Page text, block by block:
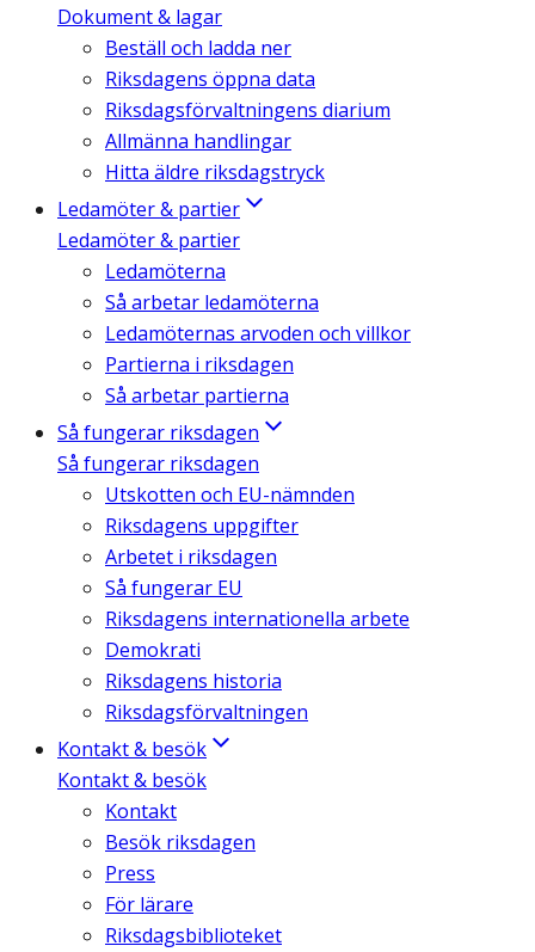
Dokument & lagar
Beställ och ladda ner
Riksdagens öppna data
Riksdagsförvaltningens diarium
Allmänna handlingar
Hitta äldre riksdagstryck
Ledamöter & partier
Ledamöter & partier
Ledamöterna
Så arbetar ledamöterna
Ledamöternas arvoden och villkor
Partierna i riksdagen
Så arbetar partierna
Så fungerar riksdagen
Så fungerar riksdagen
Utskotten och EU-nämnden
Riksdagens uppgifter
Arbetet i riksdagen
Så fungerar EU
Riksdagens internationella arbete
Demokrati
Riksdagens historia
Riksdagsförvaltningen
Kontakt & besök
Kontakt & besök
Kontakt
Besök riksdagen
Press
För lärare
Riksdagsbiblioteket